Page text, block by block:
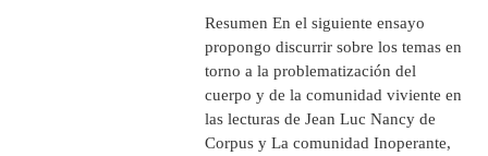
Resumen En el siguiente ensayo
propongo discurrir sobre los temas en
torno a la problematización del
cuerpo y de la comunidad viviente en
las lecturas de Jean Luc Nancy de
Corpus y La comunidad Inoperante,